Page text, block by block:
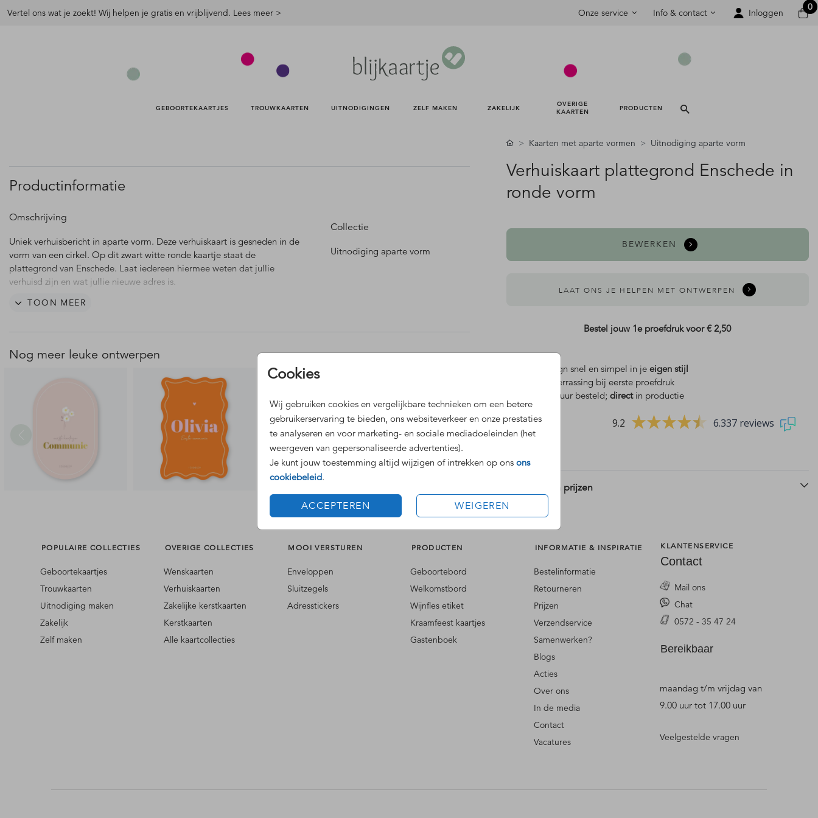
Vertel ons wat je zoekt! Wij helpen je gratis en vrijblijvend. Lees meer > Onze service Info & contact Inloggen
0
GEBOORTEKAARTJES TROUWKAARTEN UITNODIGINGEN ZELF MAKEN ZAKELIJK
OVERIGE
KAARTEN
PRODUCTEN
Cookies
Wij gebruiken cookies en vergelijkbare technieken om een betere
gebruikerservaring te bieden, ons websiteverkeer en onze prestaties
te analyseren en voor marketing- en sociale mediadoeleinden (het
weergeven van gepersonaliseerde advertenties).
Je kunt jouw toestemming altijd wijzigen of intrekken op ons ons
cookiebeleid.
ACCEPTEREN WEIGEREN
Productinformatie
Omschrijving
Uniek verhuisbericht in aparte vorm. Deze verhuiskaart is gesneden in de
vorm van een cirkel. Op dit zwart witte ronde kaartje staat de
plattegrond van Enschede. Laat iedereen hiermee weten dat jullie
verhuisd zijn en wat jullie nieuwe adres is.
Wil je een plattegrond van jouw eigen woonplaats op deze kaart? Neem
Goed om te weten is dat de vorm uit het kaartformaat wordt gesneden
die je kiest in het keuzemenu. Kies je bijvoorbeeld voor een verhuiskaart
in formaat 15 x 15 cm? Dan wordt de kaart uit dit canvas uitgesneden.
Het kan dus zijn dat deze niet aan alle zijdes 15 x 15 is en dat de envelop
dus iets te groot lijkt. Heb je hier vragen over? Stuur ons gerust een
TOON MEER
Collectie
Uitnodiging aparte vorm
Nog meer leuke ontwerpen
uitnodiging
Kaarten met aparte vormen Uitnodiging aparte vorm
Verhuiskaart plattegrond Enschede in
ronde vorm
BEWERKEN
LAAT ONS JE HELPEN MET ONTWERPEN
Bestel jouw 1e proefdruk voor€ 2,50
Dit design snel en simpel in je eigen stijl
verrassing bij eerste proefdruk
Voor 18 uur besteld; directin productie
9.2 6.337 reviews
Formaten en prijzen
POPULAIRE COLLECTIES
Geboortekaartjes
Trouwkaarten
Uitnodiging maken
Zakelijk
Zelf maken
OVERIGE COLLECTIES
Wenskaarten
Verhuiskaarten
Zakelijke kerstkaarten
Kerstkaarten
Alle kaartcollecties
MOOI VERSTUREN
Enveloppen
Sluitzegels
Adresstickers
PRODUCTEN
Geboortebord
Welkomstbord
Wijnfles etiket
Kraamfeest kaartjes
Gastenboek
INFORMATIE & INSPIRATIE
Bestelinformatie
Retourneren
Prijzen
Verzendservice
Samenwerken?
Blogs
Acties
Over ons
In de media
Contact
Vacatures
KLANTENSERVICE
Contact
Mail ons
Chat
0572 - 35 47 24
Bereikbaar
maandag t/m vrijdag van
9.00 uur tot 17.00 uur
Veelgestelde vragen